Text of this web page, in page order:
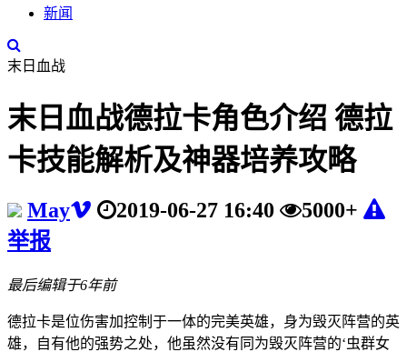
新闻
末日血战
末日血战德拉卡角色介绍 德拉
卡技能解析及神器培养攻略
May 2019-06-27 16:40
5000+
举报
最后编辑于6年前
德拉卡是位伤害加控制于一体的完美英雄，身为毁灭阵营的英
雄，自有他的强势之处，他虽然没有同为毁灭阵营的‘虫群女